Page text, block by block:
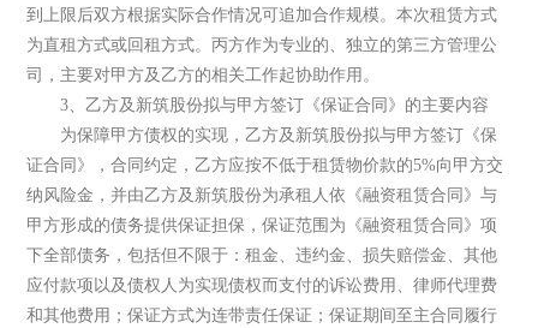
到上限后双方根据实际合作情况可追加合作规模。本次租赁方式
为直租方式或回租方式。丙方作为专业的、独立的第三方管理公
司，主要对甲方及乙方的相关工作起协助作用。
3、乙方及新筑股份拟与甲方签订《保证合同》的主要内容
为保障甲方债权的实现，乙方及新筑股份拟与甲方签订《保
证合同》，合同约定，乙方应按不低于租赁物价款的5%向甲方交
纳风险金，并由乙方及新筑股份为承租人依《融资租赁合同》与
甲方形成的债务提供保证担保，保证范围为《融资租赁合同》项
下全部债务，包括但不限于：租金、违约金、损失赔偿金、其他
应付款项以及债权人为实现债权而支付的诉讼费用、律师代理费
和其他费用；保证方式为连带责任保证；保证期间至主合同履行